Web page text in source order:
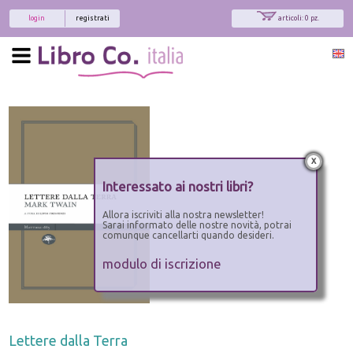
articoli: 0 pz.
registrati
login
Lettere dalla Terra
x
Interessato ai nostri libri?
Allora iscriviti alla nostra newsletter!
Sarai informato delle nostre novità, potrai
comunque cancellarti quando desideri.
modulo di iscrizione